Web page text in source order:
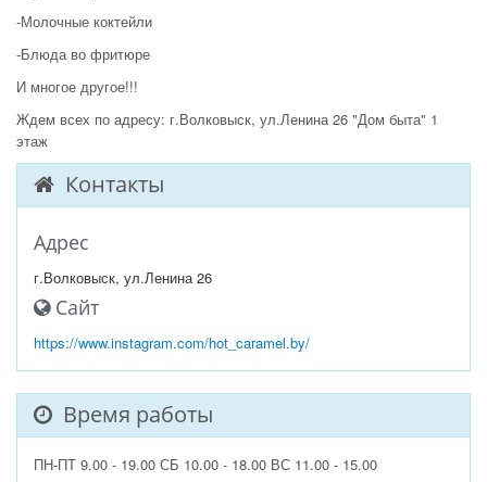
-Молочные коктейли
-Блюда во фритюре
И многое другое!!!
Ждем всех по адресу: г.Волковыск, ул.Ленина 26 "Дом быта" 1
этаж
Контакты
Адрес
г.Волковыск, ул.Ленина 26
Сайт
https://www.instagram.com/hot_caramel.by/
Время работы
ПН-ПТ 9.00 - 19.00 СБ 10.00 - 18.00 ВС 11.00 - 15.00